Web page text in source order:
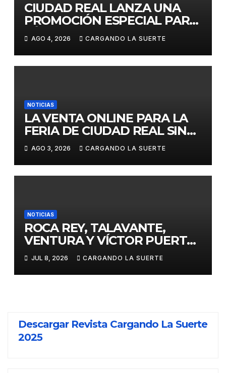
CIUDAD REAL LANZA UNA
PROMOCIÓN ESPECIAL PARA
JÓVENES MENORES DE 25
AÑOS EN LAS DOS GRANDES
CITAS DEL ABONO
AGO 4, 2026 CARGANDO LA SUERTE
NOTICIAS
LA VENTA ONLINE PARA LA
FERIA DE CIUDAD REAL SIN
GASTOS DE GESTION HASTA
EL DOMINGO
AGO 3, 2026 CARGANDO LA SUERTE
NOTICIAS
ROCA REY, TALAVANTE,
VENTURA Y VÍCTOR PUERTO,
EJES DE LA FERIA TAURINA
VIRGEN DEL PRADO 2026
JUL 8, 2026 CARGANDO LA SUERTE
Descargar Revista Cargando La Suerte
2025